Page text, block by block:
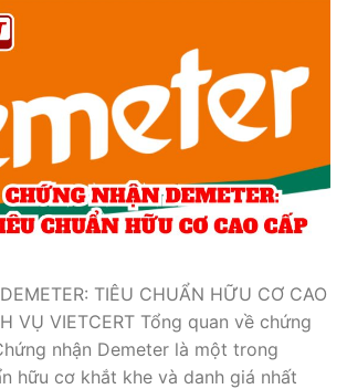
TIÊU CHUẨN HỮU CƠ CAO
VỤ VIETCERT Tổng quan về chứng
nhận Demeter là một trong
hữu cơ khắt khe và danh giá nhất